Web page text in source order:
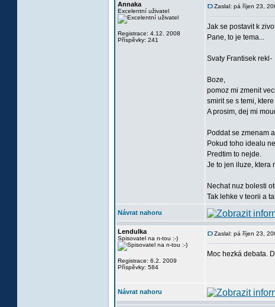
Annaka
Excelentní uživatel
Registrace: 4.12. 2008
Příspěvky: 241
Zaslal: pá říjen 23,
Jak se postavit k
Pane, to je tema...
Svaty Frantisek rekl-
Boze,
pomoz mi zmenit
smirit se s temi,
A prosim, dej mi
Poddat se zmenam
Pokud toho idealu
Predtim to nejde.
Je to jen iluze, ktera
Nechat nuz bolesti
Tak lehke v teorii a
Návrat nahoru
Lendulka
Spisovatel na n-tou :-)
Registrace: 6.2. 2009
Příspěvky: 584
Zaslal: pá říjen 23,
Moc hezká debata.
Návrat nahoru